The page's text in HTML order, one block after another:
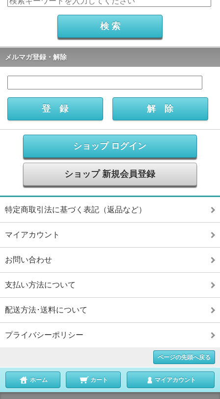
メルマガ登録・解除
ショップ ログイン
ショップ 新規会員登録
特定商取引法に基づく表記（返品など）
マイアカウント
お問い合わせ
支払い方法について
配送方法･送料について
プライバシーポリシー
ページの先頭へ戻る
ホーム カート マイアカウント